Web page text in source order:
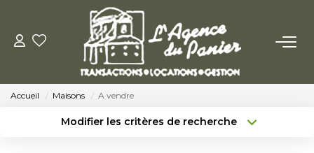
ACHETER
Nos Conseils Pour Acquérir
Accueil Maisons A vendre
Modifier les critères de recherche